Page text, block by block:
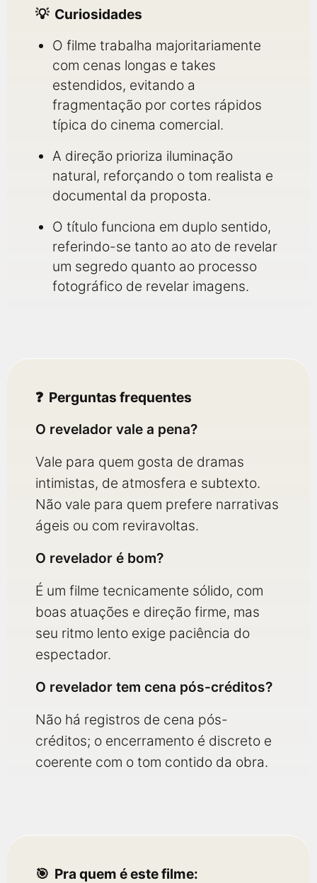
Curiosidades
O filme trabalha majoritariamente
com cenas longas e takes
estendidos, evitando a
fragmentação por cortes rápidos
típica do cinema comercial.
A direção prioriza iluminação
natural, reforçando o tom realista e
documental da proposta.
O título funciona em duplo sentido,
referindo-se tanto ao ato de revelar
um segredo quanto ao processo
fotográfico de revelar imagens.
Perguntas frequentes
O revelador vale a pena?
Vale para quem gosta de dramas
intimistas, de atmosfera e subtexto.
Não vale para quem prefere narrativas
ágeis ou com reviravoltas.
O revelador é bom?
É um filme tecnicamente sólido, com
boas atuações e direção firme, mas
seu ritmo lento exige paciência do
espectador.
O revelador tem cena pós-créditos?
Não há registros de cena pós-
créditos; o encerramento é discreto e
coerente com o tom contido da obra.
Pra quem é este filme: